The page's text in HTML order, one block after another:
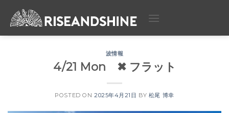
波情報
4/21 Mon ✖︎ フラット
POSTED ON 2025年4月21日 BY 松尾 博幸